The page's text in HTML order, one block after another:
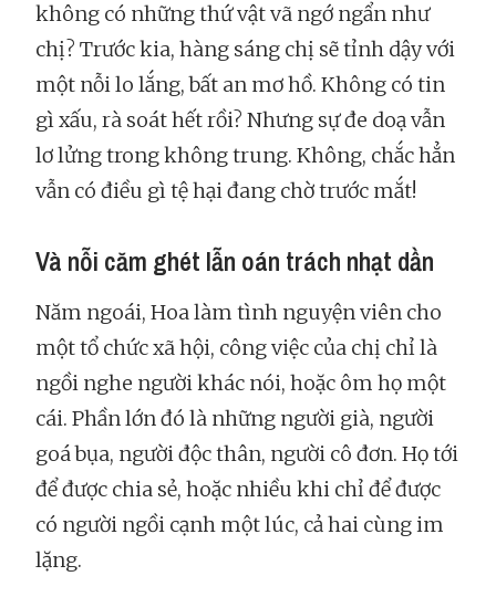
không có những thứ vật vã ngớ ngẩn như
chị? Trước kia, hàng sáng chị sẽ tỉnh dậy với
một nỗi lo lắng, bất an mơ hồ. Không có tin
gì xấu, rà soát hết rồi? Nhưng sự đe doạ vẫn
lơ lửng trong không trung. Không, chắc hẳn
vẫn có điều gì tệ hại đang chờ trước mắt!
Và nỗi căm ghét lẫn oán trách nhạt dần
Năm ngoái, Hoa làm tình nguyện viên cho
một tổ chức xã hội, công việc của chị chỉ là
ngồi nghe người khác nói, hoặc ôm họ một
cái. Phần lớn đó là những người già, người
goá bụa, người độc thân, người cô đơn. Họ tới
để được chia sẻ, hoặc nhiều khi chỉ để được
có người ngồi cạnh một lúc, cả hai cùng im
lặng.